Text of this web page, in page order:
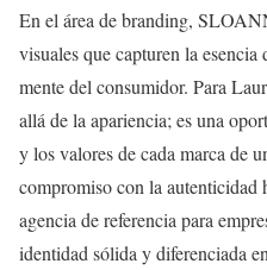
En el área de branding,
visuales que capturen la
mente del consumidor. Para
allá de la apariencia; es una
y los valores de cada marca de
compromiso con la
agencia de referencia para
identidad sólida y diferenciada